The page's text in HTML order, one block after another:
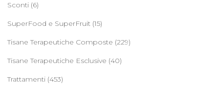
Sconti (6)
SuperFood e SuperFruit (15)
Tisane Terapeutiche Composte (229)
Tisane Terapeutiche Esclusive (40)
Trattamenti (453)